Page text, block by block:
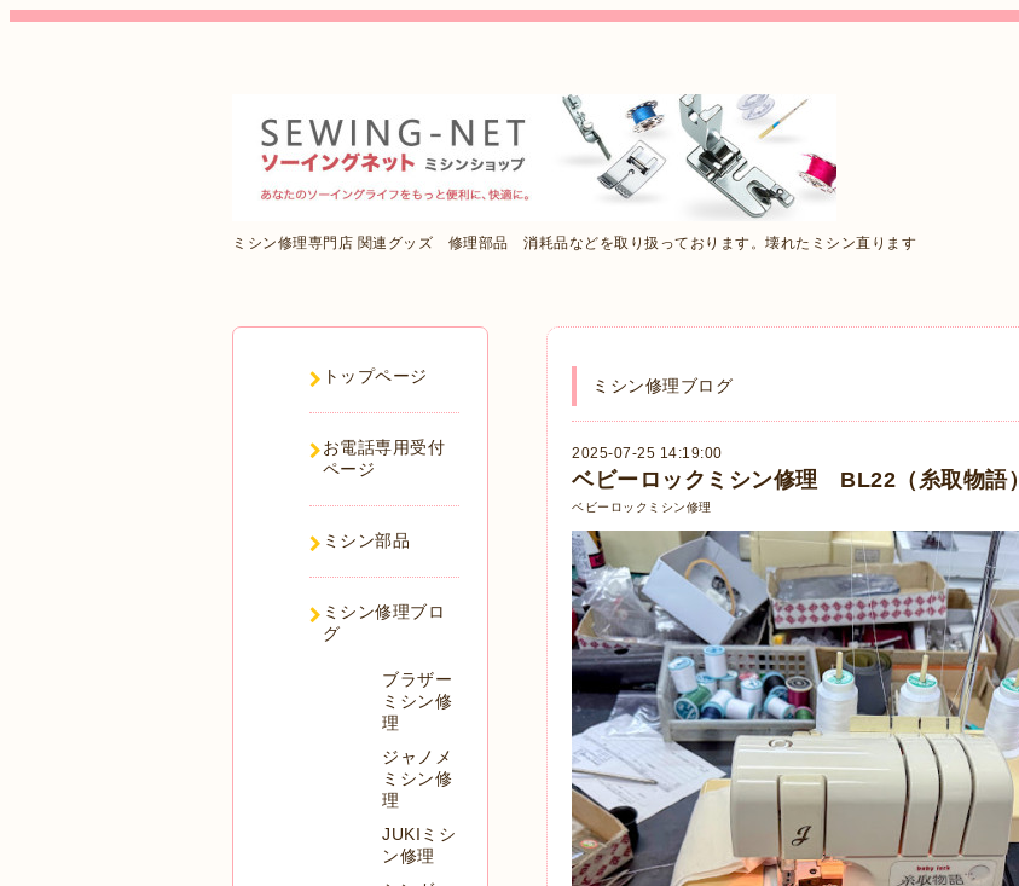
ミシン修理専門店 関連グッズ 修理部品 消耗品などを取り扱っております。壊れたミシン直ります
ミシン修理ブログ
2025-07-25 14:19:00
ベビーロックミシン修理 BL22（糸取物語）
ベビーロックミシン修理
トップページ
お電話専用受付
ページ
ミシン部品
ミシン修理ブロ
グ
ブラザー
ミシン修
理
ジャノメ
ミシン修
理
JUKIミシ
ン修理